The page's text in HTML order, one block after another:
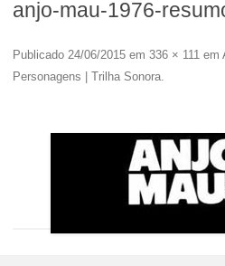
anjo-mau-1976-
Publicado 24/06/2015 em 336 × 111 em
Personagens | Trilha Sonora.